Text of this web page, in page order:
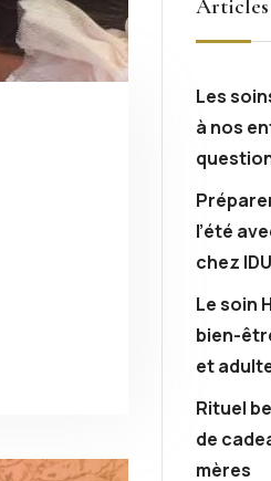
Articles
Les
à nos
l’été
chez
Le soin
bien-
et
Rituel
de
mères